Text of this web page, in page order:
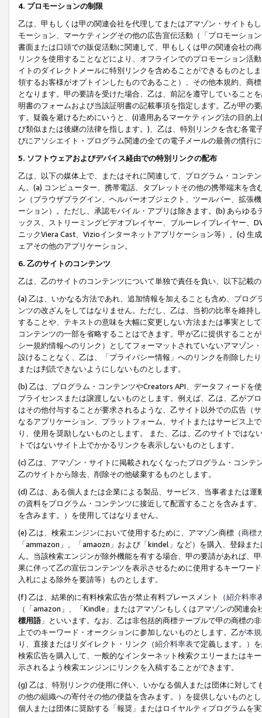
4. プロモーションの制限
乙は、甲もしくは甲の関連会社を代理してまたはアマゾン・サイトも
モーション、マーケティングその他の広告宣伝活動（「プロモーショ
書面または口頭での販促活動に関連して、甲もしくは甲の関連会社の
リンクを使用することなどにより、オフラインでのプロモーション活
イトのダイレクトメールに特別リンクを含めることができるものとし
領するお客様がオプトインしたものであること）、その他本規約、商
となります。甲の要請を受けた場合、乙は、前記を遵守していること
明書のフォームおよび当該証明書の記載事項を指定します。乙が甲の
す。疑義を避けるためにいうと、(i)適用あるマーケティング法の目的
び類似または後継の法律を指します。)、乙は、特別リンクを含む各
びにアソシエイト・プログラム関連の全ての電子メールの最善の慣行
5. ソフトウェアおよびデバイス経由での特別リンクの配布
乙は、以下の媒体上で、またはそれに関連して、プログラム・コンテ
ん。(a) コンピューター、携帯電話、タブレットその他の携帯端末を
ン（ブラウザプラグイン、ヘルパーオブジェクト、ツールバー、拡張
ーション）。ただし、承認モバイル・アプリは除きます。(b) あらゆ
ックス、ストリーミングビデオプレイヤー、ブルーレイプレイヤー、
ニックViera Cast、Vizioインターネットアプリケーション等）。(c)
ェアその他のアプリケーション。
6. 乙のサイトのコンテンツ
乙は、乙のサイトのコンテンツについて単独で責任を負い、以下記載
(a) 乙は、いかなる方法であれ、追加情報を加えることも含め、プロ
ンツの改ざんをしてはなりません。ただし、乙は、当初の比率を維持
することや、テキストの意味を大幅に変更しない方法または事実とし
コンテンツの一部を省略することはできます。甲が乙に提供すること
シー規約情報へのリンク）としてフォーマットされていないアマゾン
設けることなく、乙は、「プライバシー情報」へのリンクを削除した
または判読できないようにしないものとします。
(b) 乙は、プログラム・コンテンツやCreators API、データフィード
ブライセンスまたは譲渡しないものとします。例えば、乙は、乙がプ
はその他付与することが要求されるような、乙サイト以外での広告（
なるアプリケーション、プラットフォーム、サイトまたはサービス上
り、使用を奨励しないものとします。 また、乙は、乙のサイトでは
トではないサイト上でかかるリンクを表示しないものとします。
(c) 乙は、アマゾン・サイトに掲載されなくなったプログラム・コン
乙のサイトから除去、削除その他破棄するものとします。
(d) 乙は、ある個人または企業による製品、サービス、当事者または
の資料をプログラム・コンテンツに接近して配置することを含みます
を含みます。）を使用してはなりません。
(e) 乙は、検索エンジンにおいて使用するために、アマゾン商標（商標
「ammazon」、「amaozn」および「kindel」など）を購入、登録ま
ん。当該検索エンジンが除外機能を有する場合、甲の要請があれば、
果に伴って乙の宣伝コンテンツを表示させるために使用するキーワー
入札による除外を要請等）ものとします。
(f) 乙は、結果的に有料検索広告が禁止有料プレースメント（紹介料率
（「amazon」、「Kindle」またはアマゾンもしくはアマゾンの関連
標用語」といいます。なお、乙は非包括的商標テーブルで甲の商標の
上でのキーワード・オークションに参加しないものとします。乙が本
り、直接またはリダイレクト・リンク（紹介料率表で定義します。）
検索広告を購入して、一般的なインターネット検索クエリーまたはキ
示されるよう検索エンジンにリンクを入稿することができます。
(g) 乙は、特別リンクの使用に伴い、いかなる個人または団体に対し
の他の組織への寄付その他の便益を含みます。）を提供しないものと
個人または団体に奨励する「報奨」またはロイヤルティプログラムを